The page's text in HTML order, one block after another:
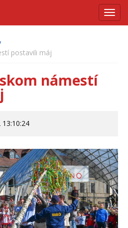
postavili máj
námestí
13:10:24